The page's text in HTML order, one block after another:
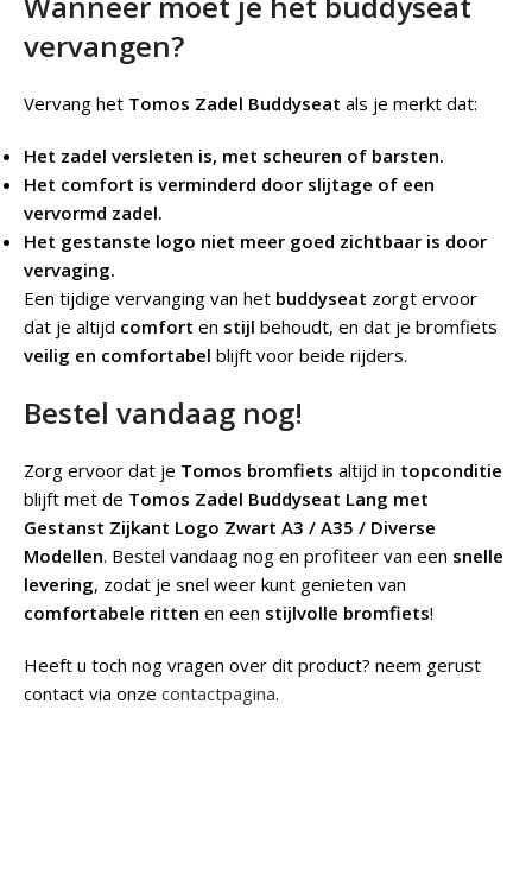
vervangen?
Vervang het Tomos Zadel Buddyseat als je merkt dat:
Het zadel versleten is, met scheuren of barsten.
Het comfort is verminderd door slijtage of een
vervormd zadel.
Het gestanste logo niet meer goed zichtbaar is door
vervaging.
Een tijdige vervanging van het buddyseat zorgt ervoor
dat je altijd comfort en stijl behoudt, en dat je bromfiets
veilig en comfortabel blijft voor beide rijders.
Bestel vandaag nog!
Zorg ervoor dat je Tomos bromfiets altijd in topconditie
blijft met de Tomos Zadel Buddyseat Lang met
Gestanst Zijkant Logo Zwart A3 / A35 / Diverse
Modellen. Bestel vandaag nog en profiteer van een snelle
levering, zodat je snel weer kunt genieten van
comfortabele ritten en een stijlvolle bromfiets!
Heeft u toch nog vragen over dit product? neem gerust
contact via onze contactpagina.